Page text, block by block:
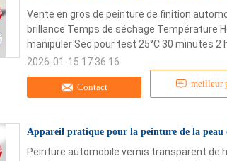
Contact meilleur
Vente en gros de peinture de finition
brillance Temps de séchage Température
manipuler Sec pour test 25°C 30 minutes 2
2026-01-15 17:36:16
Appareil pratique pour la peinture de la peau
Peinture automobile vernis transparent de